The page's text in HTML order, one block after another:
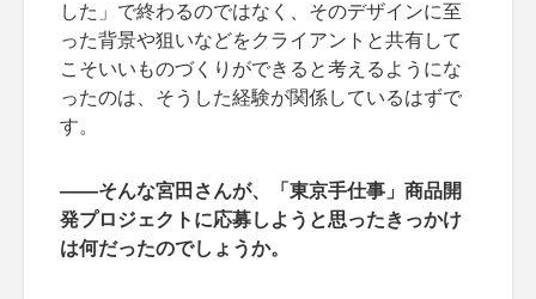
した」で終わるのではなく、そのデザインに至
った背景や狙いなどをクライアントと共有して
こそいいものづくりができると考えるようにな
ったのは、そうした経験が関係しているはずで
す。
――そんな宮田さんが、「東京手仕事」商品開
発プロジェクトに応募しようと思ったきっかけ
は何だったのでしょうか。